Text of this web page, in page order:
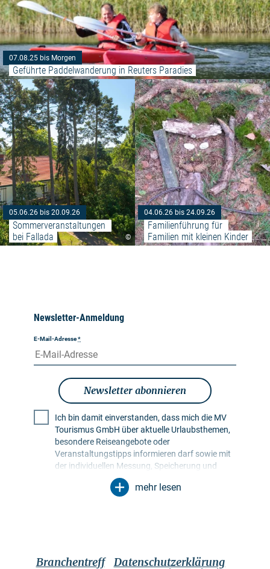
07.08.25 bis Morgen
Geführte Paddelwanderung in Reuters Paradies
©
05.06.26 bis 20.09.26
Sommerveranstaltungen
bei Fallada
Weiterlesen:
04.06.26 bis 24.09.26
Familienführung für
Familien mit kleinen Kinder
Newsletter-Anmeldung
E-Mail-Adresse*
Newsletter abonnieren
Ich bin damit einverstanden, dass mich die MV
Tourismus GmbH über aktuelle Urlaubsthemen,
besondere Reiseangebote oder
Veranstaltungstipps informieren darf sowie mit
der individuellen Messung, Speicherung und
Auswertung von Öffnungs- und Klickraten in
Empfängerprofilen zu Zwecken der Gestaltung
widerrufen kann. Dies kann ich über einen
mehr lesen
Branchentreff
Datenschutzerklärung